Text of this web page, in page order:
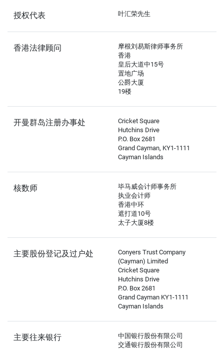
授权代表 叶汇荣先生
香港法律顾问
摩根刘易斯律师事务所
香港
皇后大道中15号
置地广场
公爵大厦
19楼
开曼群岛注册办事处
Cricket Square
Hutchins Drive
P.O. Box 2681
Grand Cayman, KY1-1111
Cayman Islands
核数师
毕马威会计师事务所
执业会计师
香港中环
遮打道10号
太子大厦8楼
主要股份登记及过户处
Conyers Trust Company
(Cayman) Limited
Cricket Square
Hutchins Drive
P.O. Box 2681
Grand Cayman KY1-1111
Cayman Islands
主要往来银行
中国银行股份有限公司
交通银行股份有限公司